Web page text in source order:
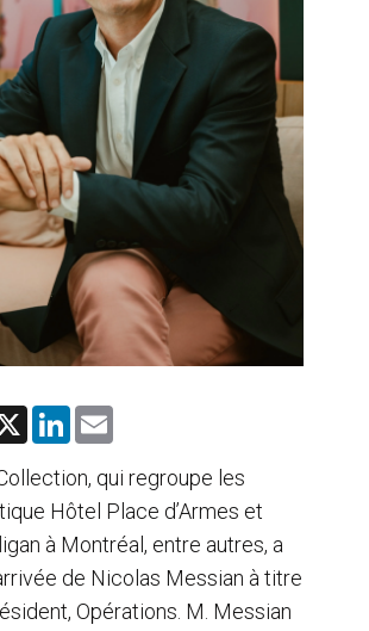
X
L
k
e
d
n
i
l
qui regroupe les
Hôtel Place d’Armes et
à Montréal, entre autres, a
de Nicolas Messian à titre
Opérations. M. Messian